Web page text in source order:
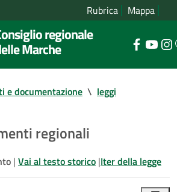
Rubrica Mappa
regionale
Marche
e documentazione \ leggi
regionali
| Vai al testo storico |Iter della legge